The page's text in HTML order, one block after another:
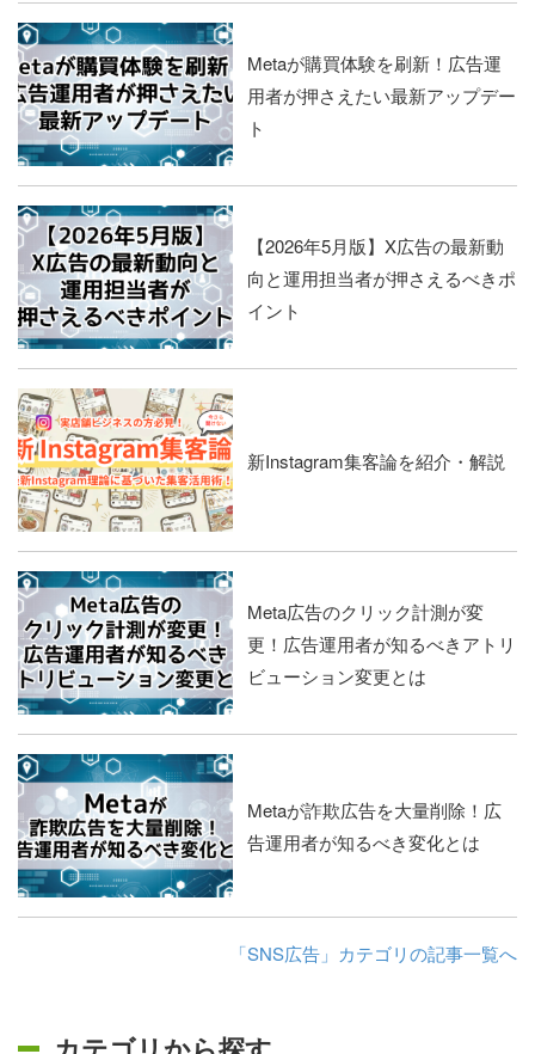
Metaが購買体験を刷新！広告運
用者が押さえたい最新アップデー
ト
【2026年5月版】X広告の最新動
向と運用担当者が押さえるべきポ
イント
新Instagram集客論を紹介・解説
Meta広告のクリック計測が変
更！広告運用者が知るべきアトリ
ビューション変更とは
Metaが詐欺広告を大量削除！広
告運用者が知るべき変化とは
「SNS広告」カテゴリの記事一覧へ